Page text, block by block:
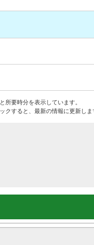
所要時分を表示しています。
クすると、最新の情報に更新し